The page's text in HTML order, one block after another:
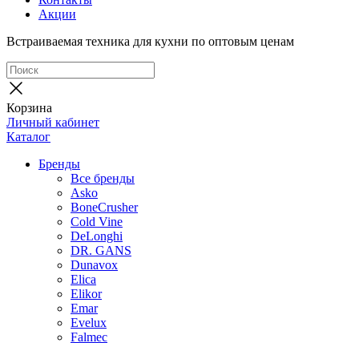
Акции
Встраиваемая техника для кухни по оптовым ценам
Корзина
Личный кабинет
Каталог
Бренды
Все бренды
Asko
BoneCrusher
Cold Vine
DeLonghi
DR. GANS
Dunavox
Elica
Elikor
Emar
Evelux
Falmec